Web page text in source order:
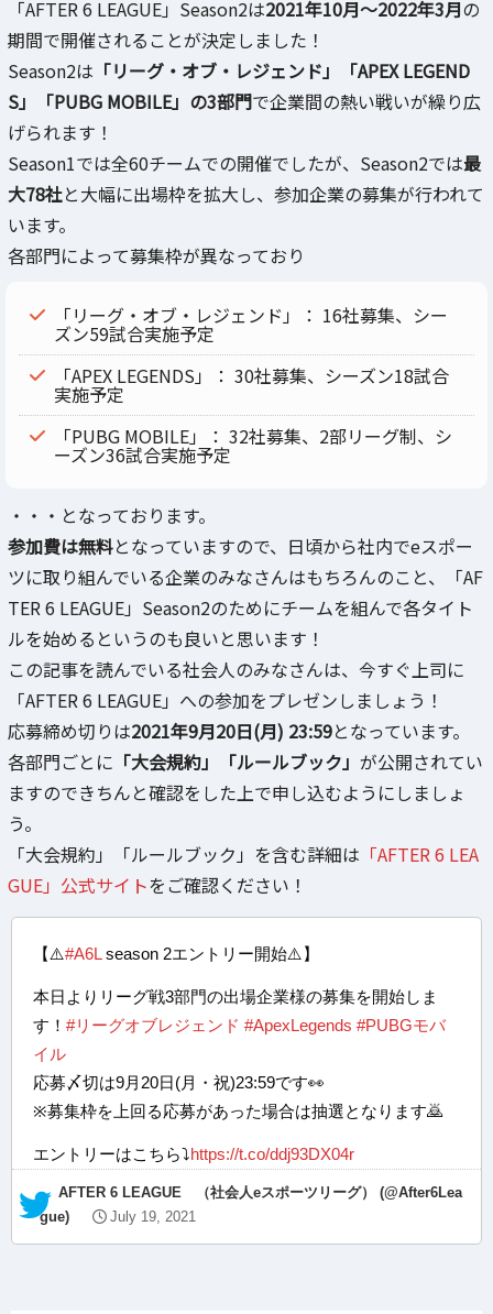
「AFTER 6 LEAGUE」Season2は2021年10月～2022年3月の
期間で開催されることが決定しました！
Season2は 「リーグ・オブ・レジェンド」「APEX LEGEND
S」「PUBG MOBILE」の3部門で企業間の熱い戦いが繰り広
げられます！
Season1では全60チームでの開催でしたが、Season2では最
大78社と大幅に出場枠を拡大し、参加企業の募集が行われて
います。
各部門によって募集枠が異なっており
「リーグ・オブ・レジェンド」： 16社募集、シー
ズン59試合実施予定
「APEX LEGENDS」： 30社募集、シーズン18試合
実施予定
「PUBG MOBILE」： 32社募集、2部リーグ制、シ
ーズン36試合実施予定
・・・となっております。
参加費は無料となっていますので、日頃から社内でeスポー
ツに取り組んでいる企業のみなさんはもちろんのこと、「AF
TER 6 LEAGUE」Season2のためにチームを組んで各タイト
ルを始めるというのも良いと思います！
この記事を読んでいる社会人のみなさんは、今すぐ上司に
「AFTER 6 LEAGUE」への参加をプレゼンしましょう！
応募締め切りは2021年9月20日(月) 23:59となっています。
各部門ごとに 「大会規約」「ルールブック」 が公開されてい
ますのできちんと確認をした上で申し込むようにしましょ
う。
「大会規約」「ルールブック」を含む詳細は 「AFTER 6 LEA
GUE」公式サイトをご確認ください！
【⚠️#A6Lseason 2エントリー開始⚠️】
本日よりリーグ戦3部門の出場企業様の募集を開始しま
す！ #リーグオブレジェンド #ApexLegends #PUBGモバ
イル
応募〆切は9月20日(月・祝)23:59です👀
※募集枠を上回る応募があった場合は抽選となります🙇
エントリーはこちら⤵️https://t.co/ddj93DX04r
— AFTER 6 LEAGUE （社会人eスポーツリーグ） (@After6Lea
gue)
July 19, 2021